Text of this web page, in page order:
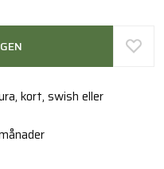
kort, swish eller